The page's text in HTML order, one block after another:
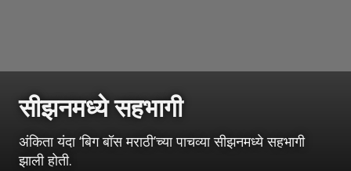
सीझनमध्ये सहभागी
अंकिता यंदा ‘बिग बॉस मराठी’च्या पाचव्या सीझनमध्ये सहभागी
झाली होती.